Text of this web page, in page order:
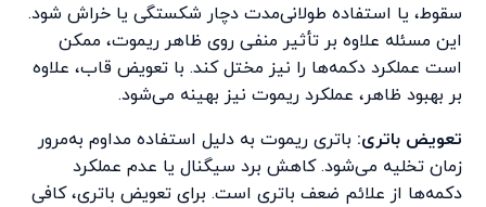
سقوط، یا استفاده طولانی‌مدت دچار شکستگی یا خراش شود.
این مسئله علاوه بر تأثیر منفی روی ظاهر ریموت، ممکن
است عملکرد دکمه‌ها را نیز مختل کند. با تعویض قاب، علاوه
بر بهبود ظاهر، عملکرد ریموت نیز بهینه می‌شود.
تعویض باتری: باتری ریموت به دلیل استفاده مداوم به‌مرور
زمان تخلیه می‌شود. کاهش برد سیگنال یا عدم عملکرد
دکمه‌ها از علائم ضعف باتری است. برای تعویض باتری، کافی